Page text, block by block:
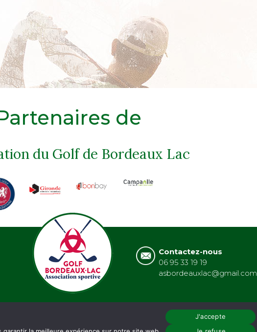
de
du Golf de Bordeaux Lac
Contactez-nous
06 95 33 19 19
asbordeauxlac@gmail.com
J'accepte